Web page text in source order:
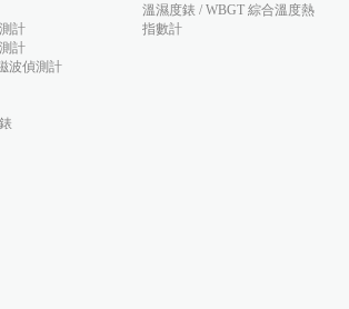
計
計
波偵測計
溫濕度錶 / WBGT 綜合溫度熱
指數計